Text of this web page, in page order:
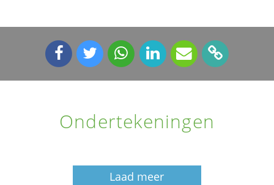
Ondertekeningen
Laad meer